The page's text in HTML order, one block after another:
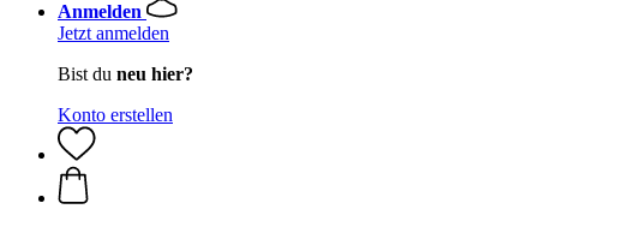
Anmelden
Jetzt anmelden
Bist du neu hier?
Konto erstellen